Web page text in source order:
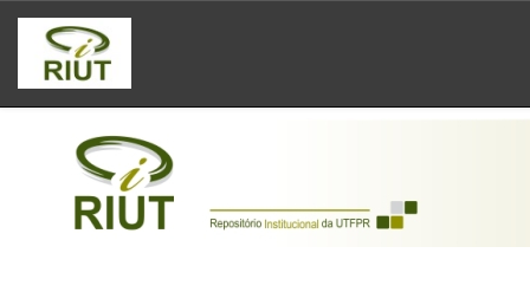
Skip
navigation